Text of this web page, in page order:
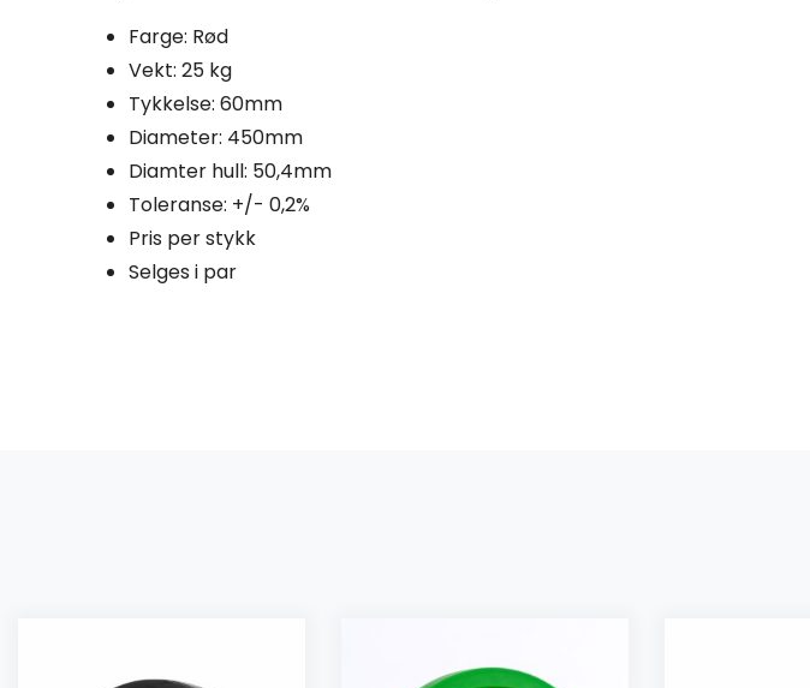
Farge: Rød
Vekt: 25 kg
Tykkelse: 60mm
Diameter: 450mm
Diamter hull: 50,4mm
Toleranse: +/- 0,2%
Pris per stykk
Selges i par